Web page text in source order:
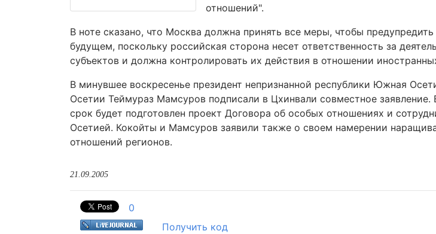
отношений".
В ноте сказано, что Москва должна принять все меры, чтобы
будущем, поскольку российская сторона несет ответственность за
субъектов и должна контролировать их действия в отношении
В минувшее воскресенье президент непризнанной республики Южная
Осетии Теймураз Мамсуров подписали в Цхинвали совместное заявление.
срок будет подготовлен проект Договора об особых отношениях и
Осетией. Кокойты и Мамсуров заявили также о своем намерении
отношений регионов.
21.09.2005
0
Получить код